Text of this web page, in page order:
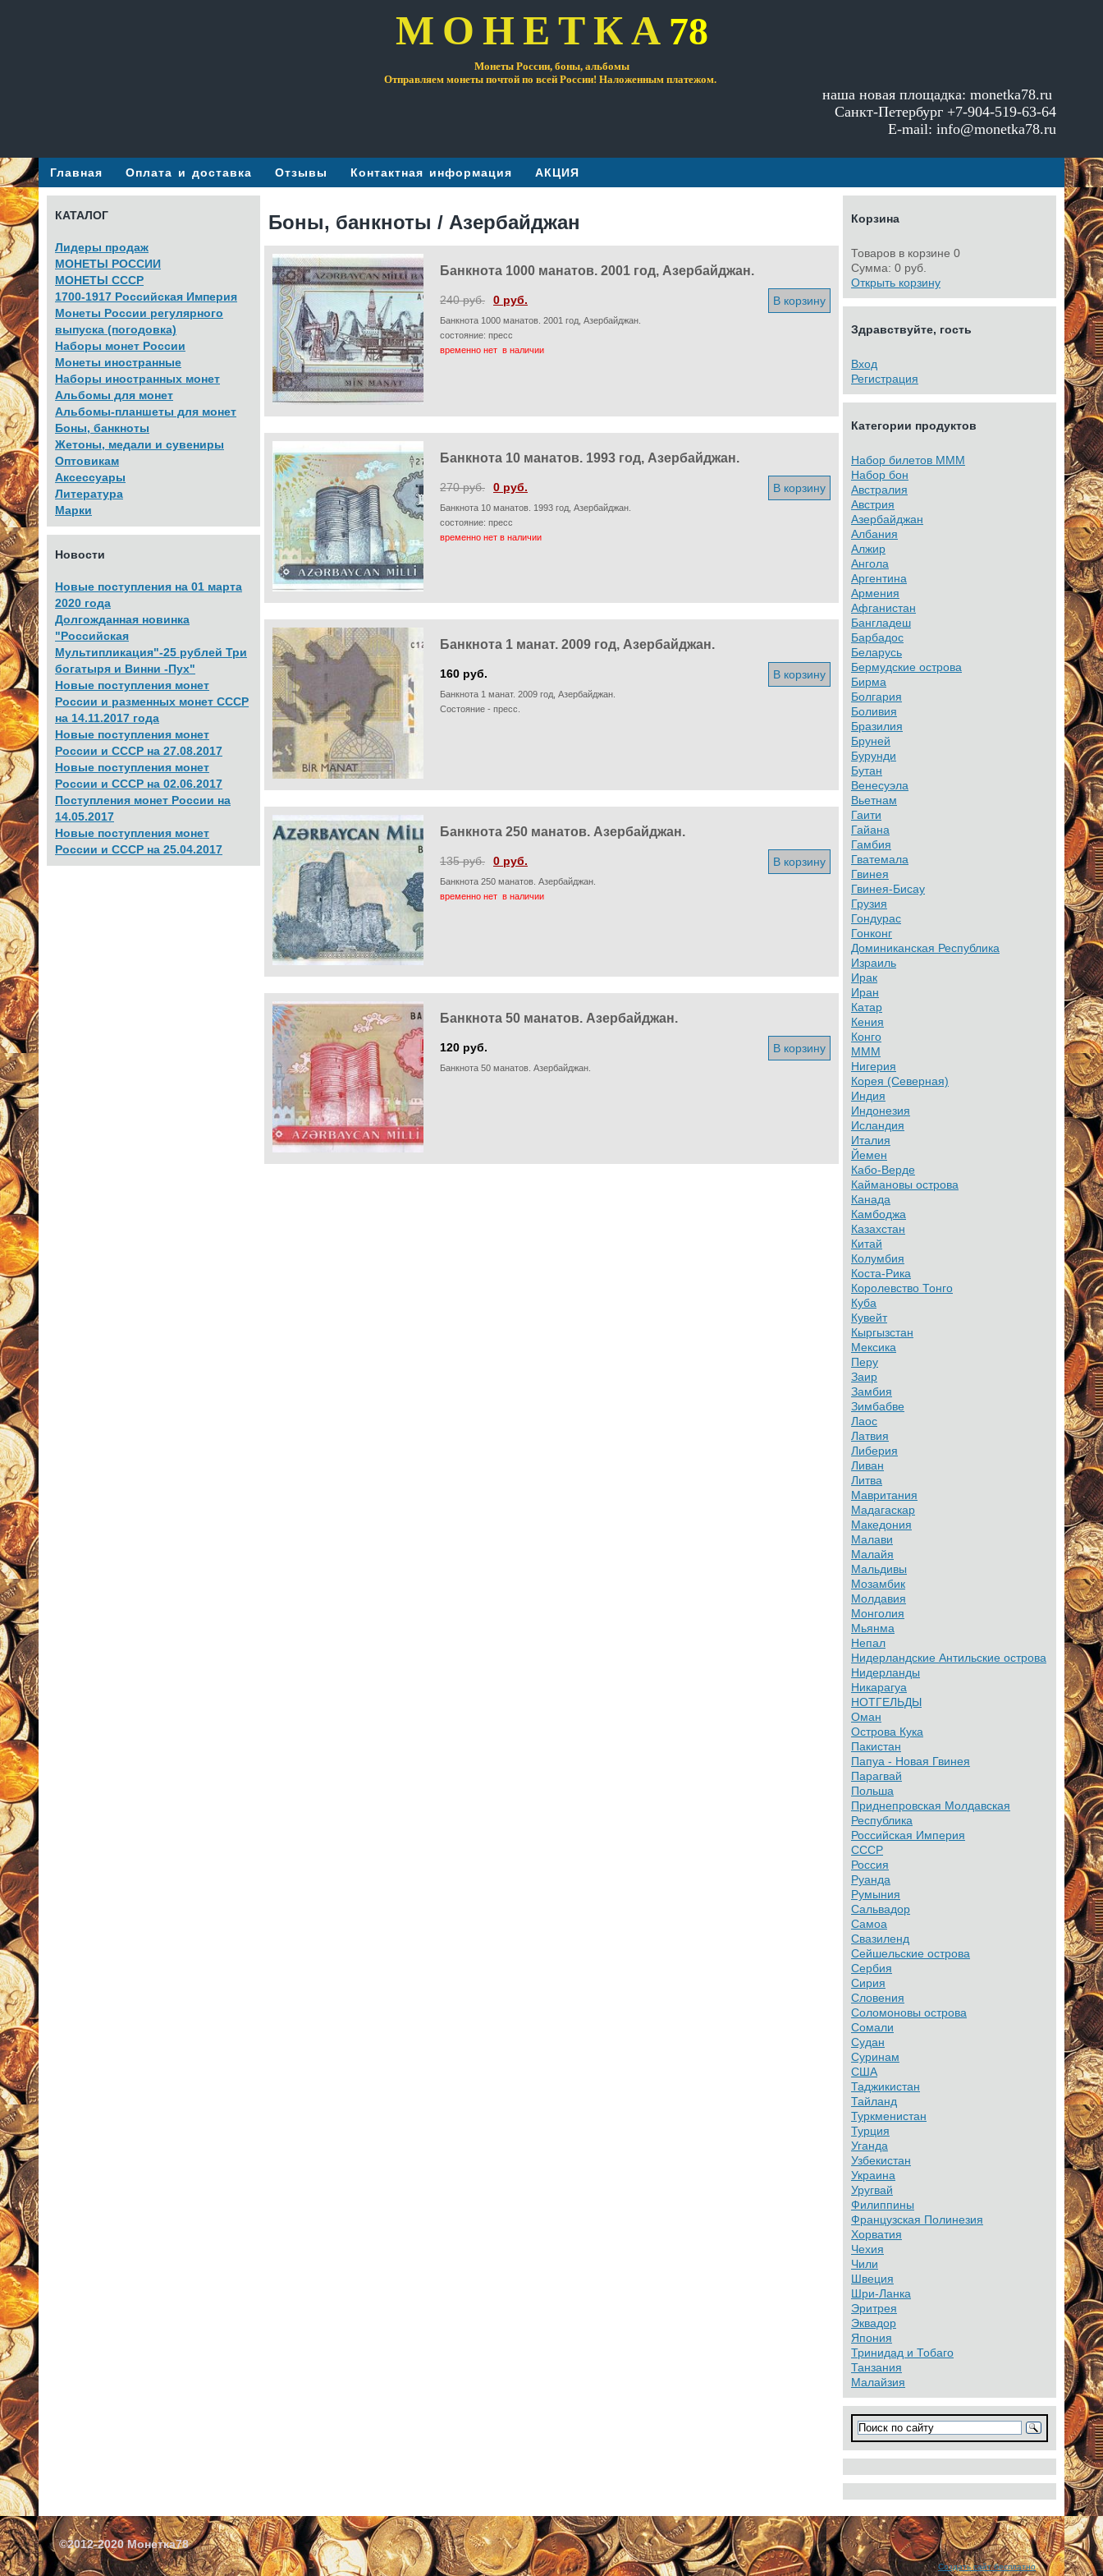
МОНЕТКА 78
Монеты России, боны, альбомы
Отправляем монеты почтой по всей России! Наложенным платежом.
наша новая площадка: monetka78.ru
Санкт-Петербург +7-904-519-63-64
E-mail: info@monetka78.ru
Главная Оплата и доставка Отзывы Контактная информация АКЦИЯ
Боны, банкноты / Азербайджан
Банкнота 1000 манатов. 2001 год, Азербайджан.
240 руб. 0 руб. В корзину
Банкнота 1000 манатов. 2001 год, Азербайджан.
состояние: пресс
временно нет в наличии
Банкнота 10 манатов. 1993 год, Азербайджан.
270 руб. 0 руб. В корзину
Банкнота 10 манатов. 1993 год, Азербайджан.
состояние: пресс
временно нет в наличии
Банкнота 1 манат. 2009 год, Азербайджан.
160 руб. В корзину
Банкнота 1 манат. 2009 год, Азербайджан.
Состояние - пресс.
Банкнота 250 манатов. Азербайджан.
135 руб. 0 руб. В корзину
Банкнота 250 манатов. Азербайджан.
временно нет в наличии
Банкнота 50 манатов. Азербайджан.
120 руб. В корзину
Банкнота 50 манатов. Азербайджан.
КАТАЛОГ
Лидеры продаж
МОНЕТЫ РОССИИ
МОНЕТЫ СССР
1700-1917 Российская Империя
Монеты России регулярного
выпуска (погодовка)
Наборы монет России
Монеты иностранные
Наборы иностранных монет
Альбомы для монет
Альбомы-планшеты для монет
Боны, банкноты
Жетоны, медали и сувениры
Оптовикам
Аксессуары
Литература
Марки
Новости
Новые поступления на 01 марта
2020 года
Долгожданная новинка
"Российская
Мультипликация"-25 рублей Три
богатыря и Винни -Пух"
Новые поступления монет
России и разменных монет СССР
на 14.11.2017 года
Новые поступления монет
России и СССР на 27.08.2017
Новые поступления монет
России и СССР на 02.06.2017
Поступления монет России на
14.05.2017
Новые поступления монет
России и СССР на 25.04.2017
Корзина
Товаров в корзине 0
Сумма: 0 руб.
Открыть корзину
Здравствуйте, гость
Вход
Регистрация
Категории продуктов
Набор билетов МММ
Набор бон
Австралия
Австрия
Азербайджан
Албания
Алжир
Ангола
Аргентина
Армения
Афганистан
Бангладеш
Барбадос
Беларусь
Бермудские острова
Бирма
Болгария
Боливия
Бразилия
Бруней
Бурунди
Бутан
Венесуэла
Вьетнам
Гаити
Гайана
Гамбия
Гватемала
Гвинея
Гвинея-Бисау
Грузия
Гондурас
Гонконг
Доминиканская Республика
Израиль
Ирак
Иран
Катар
Кения
Конго
МММ
Нигерия
Корея (Северная)
Индия
Индонезия
Исландия
Италия
Йемен
Кабо-Верде
Каймановы острова
Канада
Камбоджа
Казахстан
Китай
Колумбия
Коста-Рика
Королевство Тонго
Куба
Кувейт
Кыргызстан
Мексика
Перу
Заир
Замбия
Зимбабве
Лаос
Латвия
Либерия
Ливан
Литва
Мавритания
Мадагаскар
Македония
Малави
Малайя
Мальдивы
Мозамбик
Молдавия
Монголия
Мьянма
Непал
Нидерландские Антильские острова
Нидерланды
Никарагуа
НОТГЕЛЬДЫ
Оман
Острова Кука
Пакистан
Папуа - Новая Гвинея
Парагвай
Польша
Приднепровская Молдавская
Республика
Российская Империя
СССР
Россия
Руанда
Румыния
Сальвадор
Самоа
Свазиленд
Сейшельские острова
Сербия
Сирия
Словения
Соломоновы острова
Сомали
Судан
Суринам
США
Таджикистан
Тайланд
Туркменистан
Турция
Уганда
Узбекистан
Украина
Уругвай
Филиппины
Французская Полинезия
Хорватия
Чехия
Чили
Швеция
Шри-Ланка
Эритрея
Эквадор
Япония
Тринидад и Тобаго
Танзания
Малайзия
©2012-2020 Монетка78
Создать сайт бесплатно